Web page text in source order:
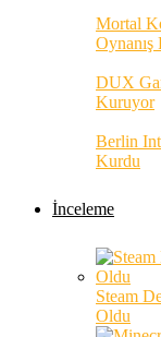
Mortal
Oynanış
DUX
Kuruyor
Berlin
Kurdu
İnceleme
Steam
Oldu